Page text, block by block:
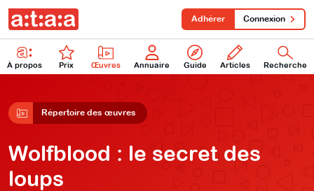
À propos Prix Œuvres Annuaire Guide Articles Recherche
Adhérer Connexion
Répertoire des œuvres
Wolfblood : le secret des
loups